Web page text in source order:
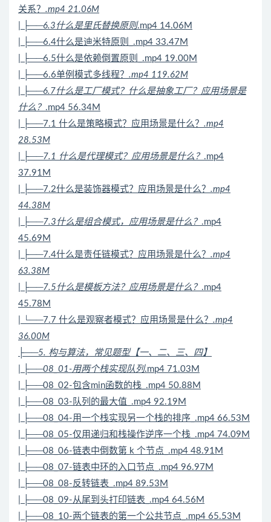
关系？ .mp4 21.06M
| ├──6.3什么是里氏替换原则.mp4 14.06M
| ├──6.4什么是迪米特原则_.mp4 33.47M
| ├──6.5什么是依赖倒置原则_.mp4 19.00M
| ├──6.6单例模式多线程？ .mp4 119.62M
| ├──6.7什么是工厂模式？什么是抽象工厂？应用场景是
什么？ .mp4 56.34M
| ├──7.1 什么是策略模式？应用场景是什么？ .mp4
28.53M
| ├──7.1 什么是代理模式？应用场景是什么？ .mp4
37.91M
| ├──7.2什么是装饰器模式？应用场景是什么？ .mp4
44.38M
| ├──7.3什么是组合模式，应用场景是什么？ .mp4
45.69M
| ├──7.4什么是责任链模式？应用场景是什么？ .mp4
63.38M
| ├──7.5什么是模板方法？应用场景是什么？ .mp4
45.78M
| └──7.7 什么是观察者模式？应用场景是什么？ .mp4
36.00M
├──5. 构与算法，常见题型【一、二、三、四】
| ├──08_01-用两个栈实现队列.mp4 71.03M
| ├──08_02-包含min函数的栈_.mp4 50.88M
| ├──08_03-队列的最大值_.mp4 92.19M
| ├──08_04-用一个栈实现另一个栈的排序_.mp4 66.53M
| ├──08_05-仅用递归和栈操作逆序一个栈_.mp4 74.09M
| ├──08_06-链表中倒数第 k 个节点_.mp4 48.91M
| ├──08_07-链表中环的入口节点_.mp4 96.97M
| ├──08_08-反转链表_.mp4 89.53M
| ├──08_09-从尾到头打印链表_.mp4 64.56M
| ├──08_10-两个链表的第一个公共节点_.mp4 65.53M